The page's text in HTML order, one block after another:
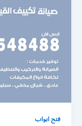
فتح ابواب